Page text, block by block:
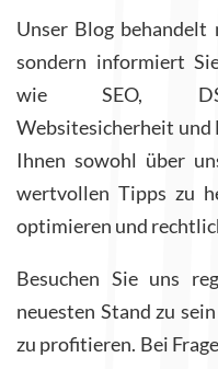
Unser Blog behandelt
sondern informiert
wie SEO,
Websitesicherheit und
Ihnen sowohl über
wertvollen Tipps zu
optimieren und
Besuchen Sie uns
neuesten Stand zu
zu profitieren. Bei